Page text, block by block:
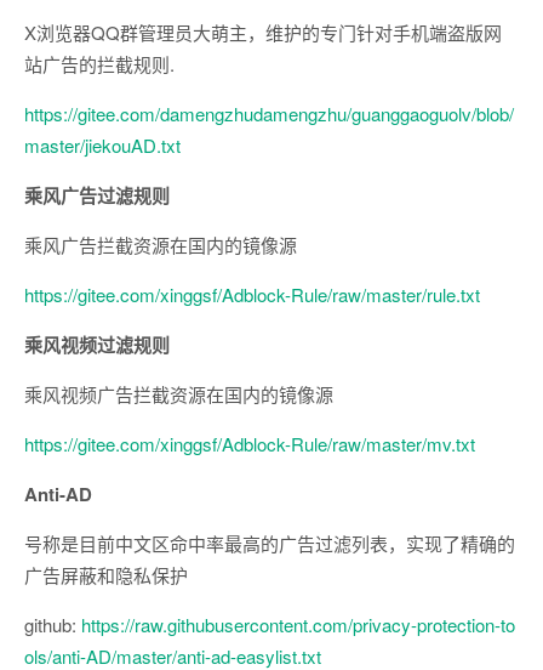
X浏览器QQ群管理员大萌主，维护的专门针对手机端盗版网
站广告的拦截规则.
https://gitee.com/damengzhudamengzhu/guanggaoguolv/blob/
master/jiekouAD.txt
乘风广告过滤规则
乘风广告拦截资源在国内的镜像源
https://gitee.com/xinggsf/Adblock-Rule/raw/master/rule.txt
乘风视频过滤规则
乘风视频广告拦截资源在国内的镜像源
https://gitee.com/xinggsf/Adblock-Rule/raw/master/mv.txt
Anti-AD
号称是目前中文区命中率最高的广告过滤列表，实现了精确的
广告屏蔽和隐私保护
github: https://raw.githubusercontent.com/privacy-protection-to
ols/anti-AD/master/anti-ad-easylist.txt